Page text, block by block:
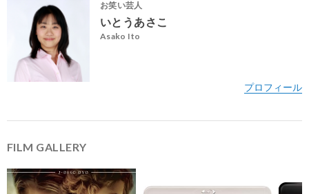
お笑い芸人
いとうあさこ
Asako Ito
@asako1970
FILM GALLERY